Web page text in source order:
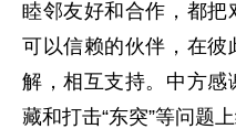
睦邻友好和合作，都把
可以信赖的伙伴，在彼
解，相互支持。中方
藏和打击“东突”等问题